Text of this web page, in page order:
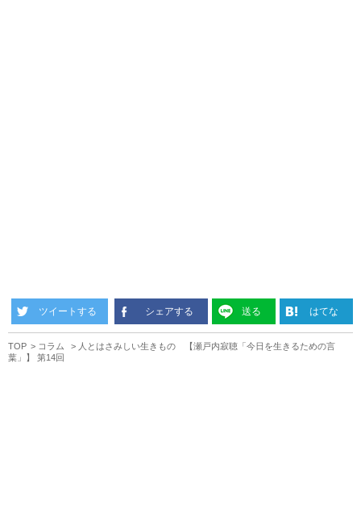
ツイートする シェアする 送る はてな
TOP コラム
人とはさみしい生きもの 【瀬戸内寂聴「今日を生きるための言
葉」】 第14回